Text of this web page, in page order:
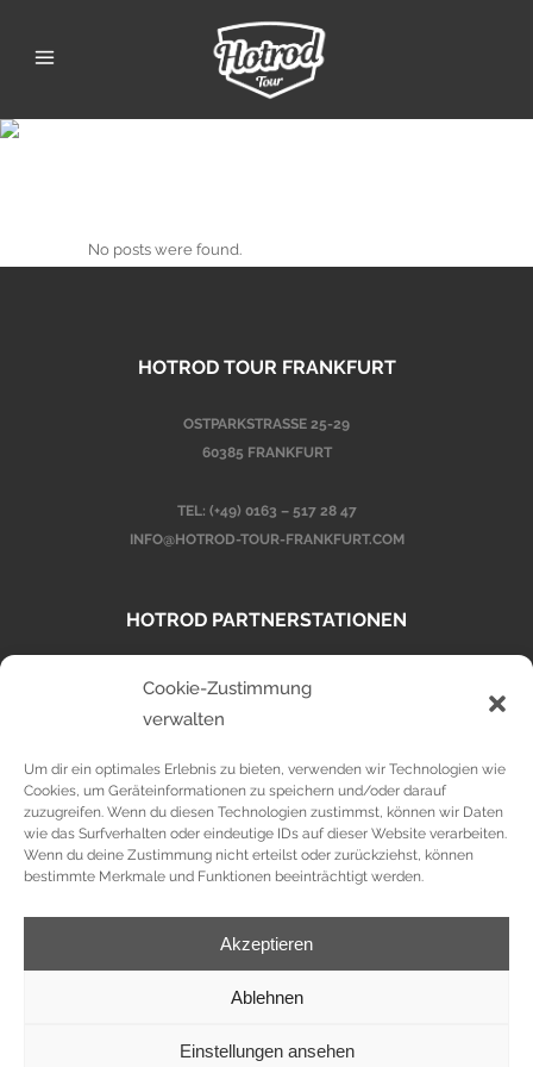
Cookie-Zustimmung
verwalten
Um dir ein optimales Erlebnis zu bieten, verwenden wir Technologien wie
Cookies, um Geräteinformationen zu speichern und/oder darauf
zuzugreifen. Wenn du diesen Technologien zustimmst, können wir Daten
wie das Surfverhalten oder eindeutige IDs auf dieser Website verarbeiten.
Wenn du deine Zustimmung nicht erteilst oder zurückziehst, können
bestimmte Merkmale und Funktionen beeinträchtigt werden.
Akzeptieren
Ablehnen
Einstellungen ansehen
Archive
No posts were found.
HOTROD TOUR FRANKFURT
OSTPARKSTRASSE 25-29
60385 FRANKFURT
TEL: (+49) 0163 – 517 28 47
INFO@HOTROD-TOUR-FRANKFURT.COM
HOTROD PARTNERSTATIONEN
HOTROD TOUR BERLIN
DATENSCHUTZ
IMPRESSUM